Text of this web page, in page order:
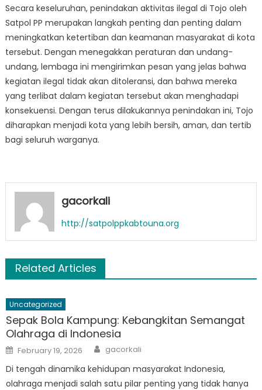
Secara keseluruhan, penindakan aktivitas ilegal di Tojo oleh
Satpol PP merupakan langkah penting dan penting dalam
meningkatkan ketertiban dan keamanan masyarakat di kota
tersebut. Dengan menegakkan peraturan dan undang-
undang, lembaga ini mengirimkan pesan yang jelas bahwa
kegiatan ilegal tidak akan ditoleransi, dan bahwa mereka
yang terlibat dalam kegiatan tersebut akan menghadapi
konsekuensi. Dengan terus dilakukannya penindakan ini, Tojo
diharapkan menjadi kota yang lebih bersih, aman, dan tertib
bagi seluruh warganya.
gacorkali
http://satpolppkabtouna.org
Related Articles
Uncategorized
Sepak Bola Kampung: Kebangkitan Semangat
Olahraga di Indonesia
Posted
on
February 19, 2026 Author
gacorkali
Di tengah dinamika kehidupan masyarakat Indonesia,
olahraga menjadi salah satu pilar penting yang tidak hanya